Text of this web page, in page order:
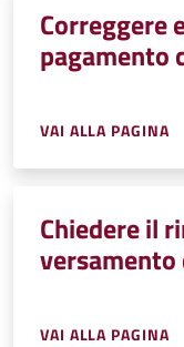
Correggere
pagamento
VAI ALLA PAGINA
Chiedere il
VAI ALLA PAGINA